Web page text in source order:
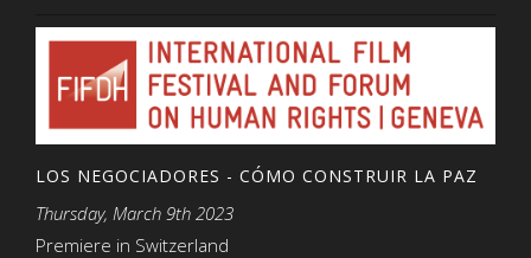
LOS NEGOCIADORES - CÓMO CONSTRUIR LA PAZ
Thursday, March 9th 2023
Premiere in Switzerland